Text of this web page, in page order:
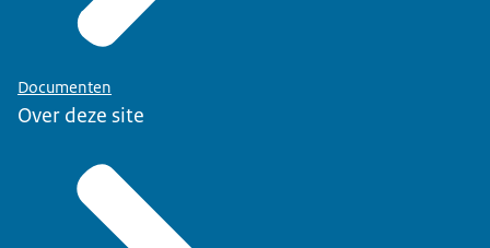
Documenten
Over deze site